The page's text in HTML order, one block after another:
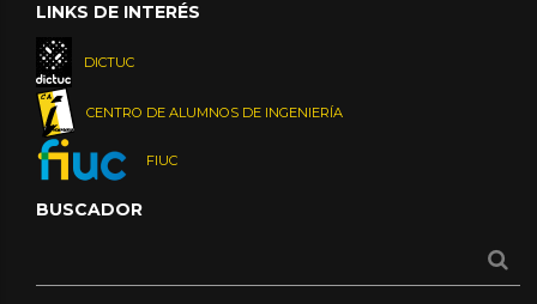
LINKS DE INTERÉS
DICTUC
CENTRO DE ALUMNOS DE INGENIERÍA
FIUC
BUSCADOR